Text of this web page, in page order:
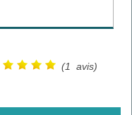
(1 avis)